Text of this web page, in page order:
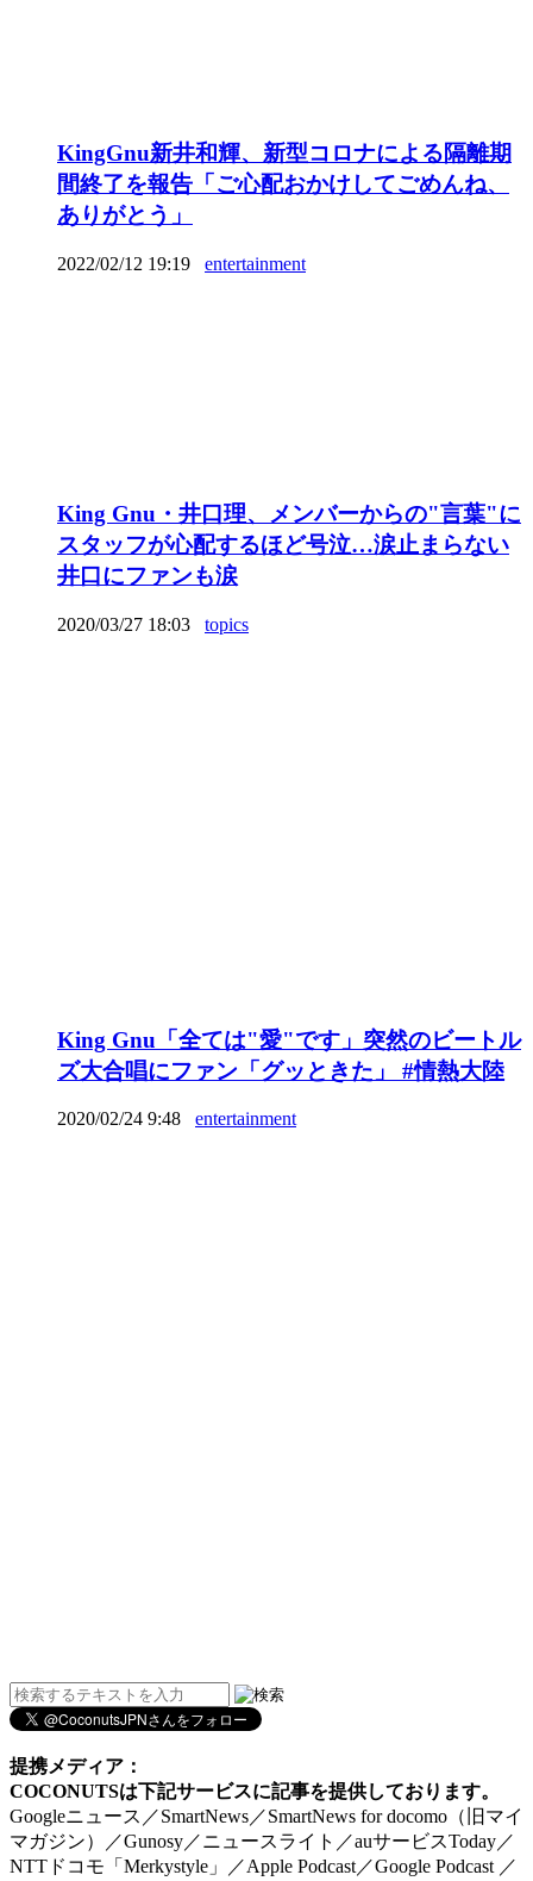
KingGnu新井和輝、新型コロナによる隔離期
間終了を報告「ご心配おかけしてごめんね、
ありがとう」
2022/02/12 19:19 entertainment
King Gnu・井口理、メンバーからの"言葉"に
スタッフが心配するほど号泣…涙止まらない
井口にファンも涙
2020/03/27 18:03 topics
King Gnu「全ては"愛"です」突然のビートル
ズ大合唱にファン「グッときた」 #情熱大陸
2020/02/24 9:48 entertainment
提携メディア：
COCONUTSは下記サービスに記事を提供しております。
Googleニュース／SmartNews／SmartNews for docomo（旧マイ
マガジン）／Gunosy／ニュースライト／auサービスToday／
NTTドコモ「Merkystyle」／Apple Podcast／Google Podcast ／